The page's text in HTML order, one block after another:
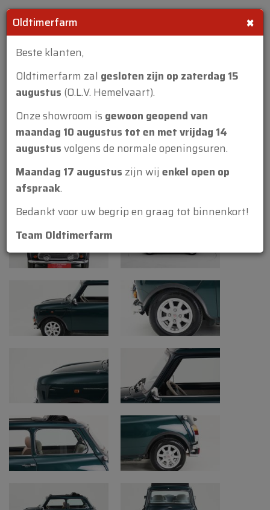
• Vloeistoffen en onderhoud: goed
onderhouden
• Batterij: goede staat, kan nog een paar jaar
mee
• Koppeling: werkt goed
• Versnellingsbak: werkt goed
• Handrem: werkt goed
Elektriciteit
• Claxon, ruitenwissers, verwarming en
dashboard werken
Documenten
• Italiaanse inschrijvingspapieren + E705
aanwezig
Deze Rover Mini British Open is te
bezichtigen bij Oldtimerfarm.
Bekijk onze extra video’s:
https://www.youtube.com/watch?
v=Mv9nimvtu8M
https://www.youtube.com/watch?v=j-
sd5QJg5po
Aankoopprocedure:
https://www.youtube.com/watch?
v=NNc9Ag1mDPQ
×
Oldtimerfarm
Beste klanten,
Oldtimerfarm zal gesloten zijn op zaterdag 15
augustus (O.L.V. Hemelvaart).
Onze showroom is gewoon geopend van
maandag 10 augustus tot en met vrijdag 14
augustusvolgens de normale openingsuren.
Maandag 17 augustus zijn wij enkel open op
afspraak.
Bedankt voor uw begrip en graag tot binnenkort!
Team Oldtimerfarm